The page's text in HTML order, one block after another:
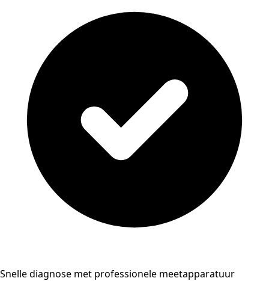
Snelle diagnose met professionele meetapparatuur